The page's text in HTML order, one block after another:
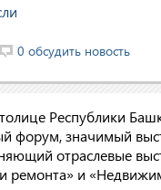
0 обсудить новость
Республики
форум, значимый
отраслевые
ремонта» и